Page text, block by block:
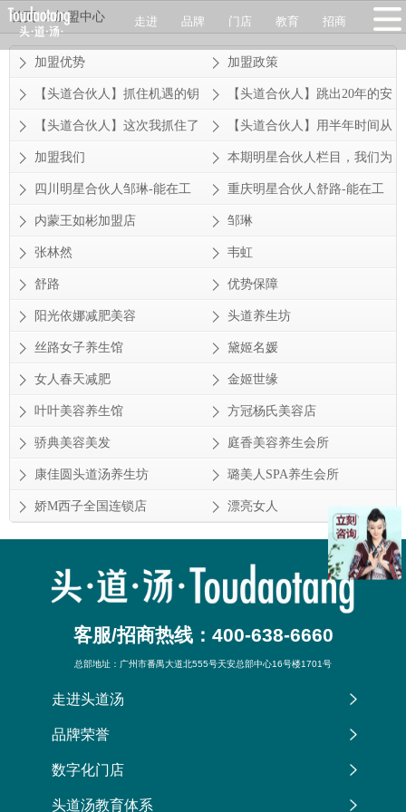
走进 品牌 门店 教育 招商
首页 加盟中心
加盟优势 加盟政策
【头道合伙人】抓住机遇的钥
匙，我做到了不销而销！
【头道合伙人】跳出20年的安
稳，只求心中的向往！
【头道合伙人】这次我抓住了
机遇，改变了我的一生!头道
汤明星合伙人：杨慧
【头道合伙人】用半年时间从
月业绩2万到41万，罗总：我
相信我的选择！
加盟我们 本期明星合伙人栏目，我们为
大家介绍一位来自美丽云南的
合伙人——王文娅
四川明星合伙人邹琳-能在工
作中看到享受的人，必能成就
大事业！
重庆明星合伙人舒路-能在工
作中看到享受的人，必能成就
大事业！
内蒙王如彬加盟店 邹琳
张林然 韦虹
舒路 优势保障
阳光依娜减肥美容 头道养生坊
丝路女子养生馆 黛姬名媛
女人春天减肥 金姬世缘
叶叶美容养生馆 方冠杨氏美容店
骄典美容美发 庭香美容养生会所
康佳圆头道汤养生坊 璐美人SPA养生会所
娇M西子全国连锁店 漂亮女人
客服/招商热线：400-638-6660
总部地址：广州市番禺大道北555号天安总部中心16号楼1701号
走进头道汤
品牌荣誉
数字化门店
头道汤教育体系